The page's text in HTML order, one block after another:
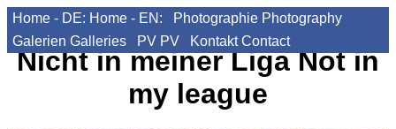
Home - DE: Home - EN: Photographie Photography
Galerien Galleries PV PV Kontakt Contact
Nicht in meiner LigaNot in
my league